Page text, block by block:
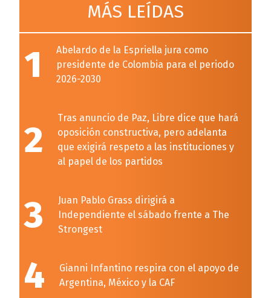
MÁS LEÍDAS
1
Abelardo de la Espriella jura como
presidente de Colombia para el periodo
2026-2030
2
Tras anuncio de Paz, Libre dice que hará
oposición constructiva, pero adelanta
que exigirá respeto a las instituciones y
al papel de los partidos
3
Juan Pablo Grass dirigirá a
Independiente el sábado frente a The
Strongest
4
Gianni Infantino respira con el apoyo de
Argentina, México y la CAF